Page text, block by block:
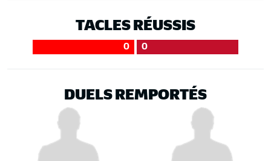
TACLES RÉUSSIS
0 0
DUELS REMPORTÉS